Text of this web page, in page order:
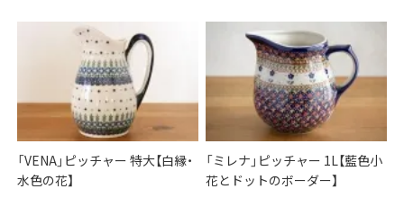
「VENA」ピッチャー 特大【白縁・
水色の花】
「ミレナ」ピッチャー 1L【藍色小
花とドットのボーダー】